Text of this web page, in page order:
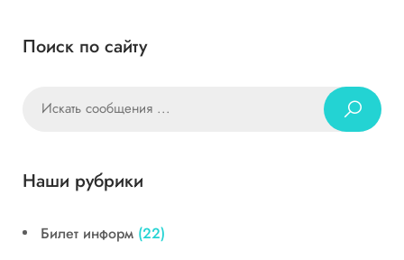
Поиск по сайту
Наши рубрики
Билет информ (22)